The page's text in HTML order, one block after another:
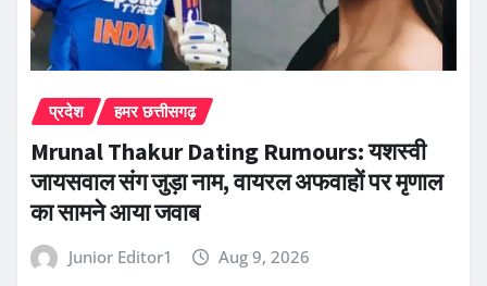
प्रदेश हमर छत्तीसगढ़
Mrunal Thakur Dating Rumours: यशस्वी
जायसवाल संग जुड़ा नाम, वायरल अफवाहों पर मृणाल
का सामने आया जवाब
Junior Editor1 Aug 9, 2026